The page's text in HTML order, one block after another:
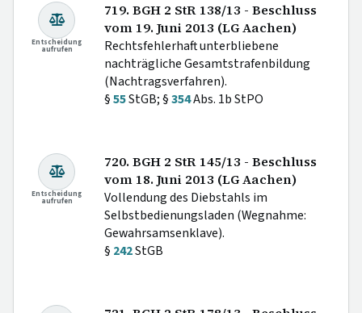
Entscheidung
aufrufen
719. BGH 2 StR 138/13 - Beschluss
vom 19. Juni 2013 (LG Aachen)
Rechtsfehlerhaft unterbliebene
nachträgliche Gesamtstrafenbildung
(Nachtragsverfahren).
§55StGB; §354Abs. 1b StPO
Entscheidung
aufrufen
720. BGH 2 StR 145/13 - Beschluss
vom 18. Juni 2013 (LG Aachen)
Vollendung des Diebstahls im
Selbstbedienungsladen (Wegnahme:
Gewahrsamsenklave).
§ 242StGB